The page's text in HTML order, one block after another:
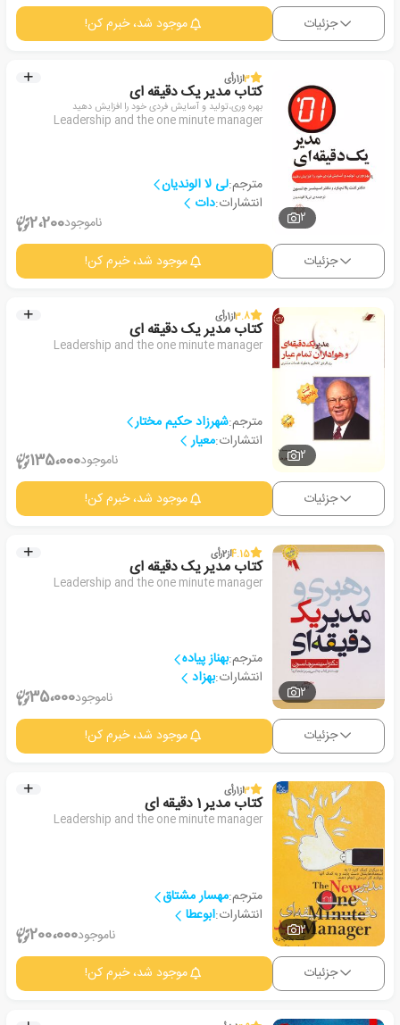
جزئیات موجود شد، خبرم کن!
2
3از1رأی
کتاب مدیر یک دقیقه ای
بهره وری،تولید و آسایش فردی خود را افزایش دهید
Leadership and the one minute manager
مترجم:لی لا الوندیان
انتشارات:دات
ناموجود2،200
جزئیات موجود شد، خبرم کن!
2
3.8از1رأی
کتاب مدیر یک دقیقه ای
Leadership and the one minute manager
مترجم:شهرزاد حکیم مختار
انتشارات:معیار
ناموجود135،000
جزئیات موجود شد، خبرم کن!
2
4.15از2رأی
کتاب مدیر یک دقیقه ای
Leadership and the one minute manager
مترجم:بهناز پیاده
انتشارات:بهزاد
ناموجود35،000
جزئیات موجود شد، خبرم کن!
2
3از1رأی
کتاب مدیر 1 دقیقه ای
Leadership and the one minute manager
مترجم:مهسار مشتاق
انتشارات:ابوعطا
ناموجود200،000
جزئیات موجود شد، خبرم کن!